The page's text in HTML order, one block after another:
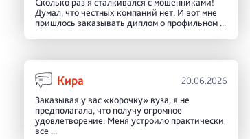
Думал, что честных компаний нет. И вот мне
пришлось заказывать диплом о профильном ...
Кира 20.06.2026
Заказывая у вас «корочку» вуза, я не
предполагала, что получу огромное
удовлетворение. Меня устроило практически
все ...